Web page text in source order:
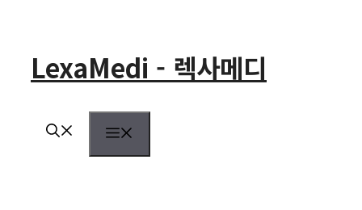
LexaMedi - 렉사메디